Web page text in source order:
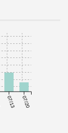
07/13 07/20